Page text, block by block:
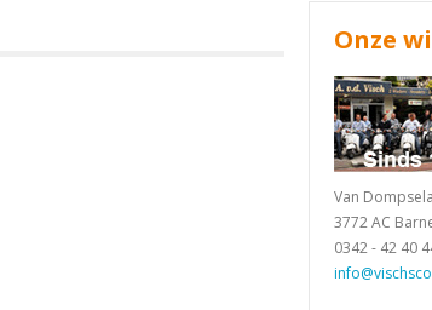
Onze
Van
3772 AC
0342 - 42 40